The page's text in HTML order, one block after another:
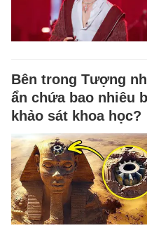
Bên trong Tượng
ẩn chứa bao nhiêu
khảo sát khoa học?